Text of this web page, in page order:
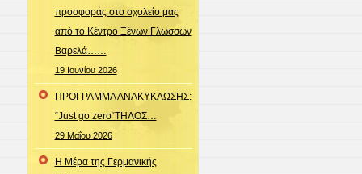
προσφοράς στο σχολείο μας
από το Κέντρο Ξένων Γλωσσών
Βαρελά……
19 Ιουνίου 2026
ΠΡΟΓΡΑΜΜΑ ΑΝΑΚΥΚΛΩΣΗΣ:
“Just go zero“ΤΗΛΟΣ…
29 Μαΐου 2026
Η Μέρα της Γερμανικής